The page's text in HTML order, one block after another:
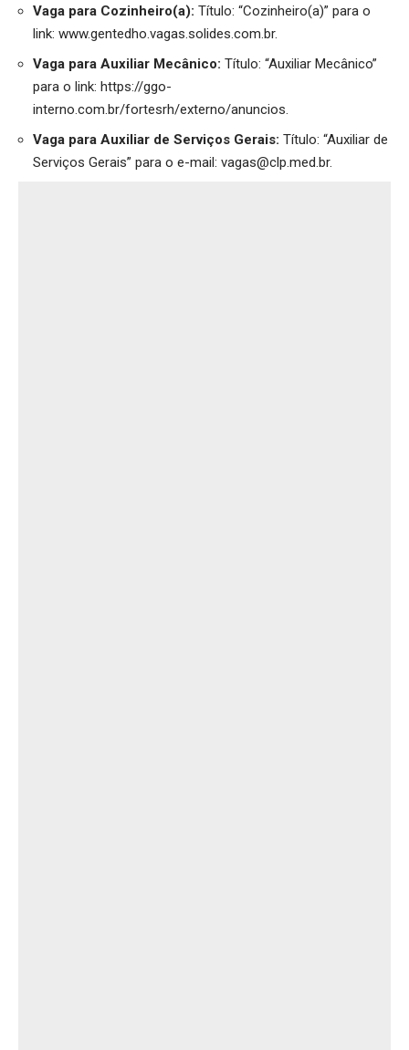
Vaga para Cozinheiro(a): Título: “Cozinheiro(a)” para o
link: www.gentedho.vagas.solides.com.br.
Vaga para Auxiliar Mecânico: Título: “Auxiliar Mecânico”
para o link: https://ggo-
interno.com.br/fortesrh/externo/anuncios
Vaga para Auxiliar de Serviços Gerais: Título: “Auxiliar de
Serviços Gerais” para o e-mail: vagas@clp.med.br.